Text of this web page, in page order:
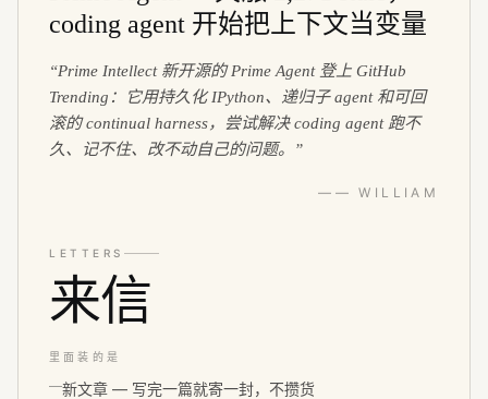
coding agent 开始把上下文当变量
“Prime Intellect 新开源的 Prime Agent 登上 GitHub
Trending：它用持久化 IPython、递归子 agent 和可回
滚的 continual harness，尝试解决 coding agent 跑不
久、记不住、改不动自己的问题。
”
—— WILLIAM
LETTERS
来信
里面装的是
新文章 — 写完一篇就寄一封，不攒货